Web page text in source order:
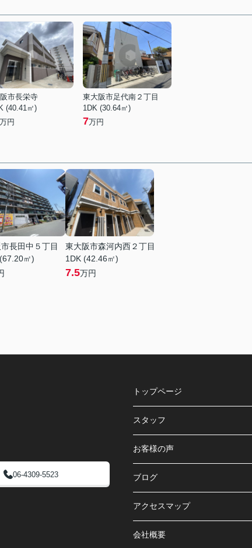
市長栄寺
(40.41㎡)
万円
東大阪市足代南２丁目
1DK (30.64㎡)
7万円
長田中５丁目
㎡)
東大阪市森河内西２丁目
1DK (42.46㎡)
7.5万円
06-4309-5523
トップページ
スタッフ
お客様の声
ブログ
アクセスマップ
会社概要